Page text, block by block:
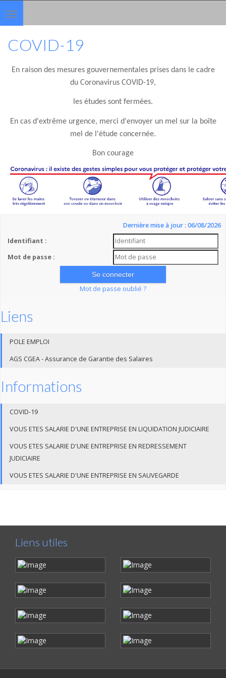
Toggle
navigation
COVID-19
En raison des mesures gouvernementales prises dans le cadre
du Coronavirus COVID-19,
les études sont fermées.
En cas d'extrême urgence, merci d'envoyer un mel sur la boîte
mel de l'étude concernée.
Bon courage
Dernière mise à jour : 06/08/2026
Identifiant :
Mot de passe :
Mot de passe oublié ?
Liens
POLE EMPLOI
AGS CGEA - Assurance de Garantie des Salaires
Informations
COVID-19
VOUS ETES SALARIE D'UNE ENTREPRISE EN LIQUIDATION JUDICIAIRE
VOUS ETES SALARIE D'UNE ENTREPRISE EN REDRESSEMENT
JUDICIAIRE
VOUS ETES SALARIE D'UNE ENTREPRISE EN SAUVEGARDE
Liens utiles